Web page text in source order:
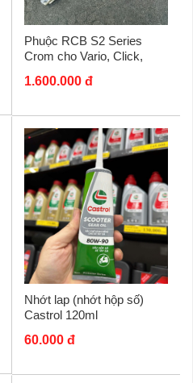
Phuộc RCB S2 Series
Crom cho Vario, Click,
1.600.000 đ
Nhớt lap (nhớt hộp số)
Castrol 120ml
60.000 đ